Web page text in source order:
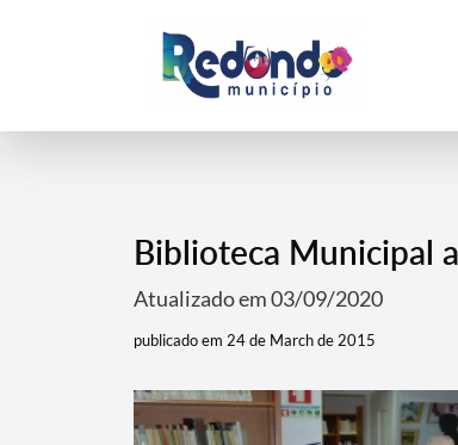
Biblioteca Municipal
Atualizado em 03/09/2020
publicado em 24 de March de 2015